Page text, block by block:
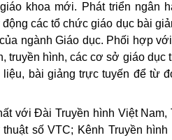
khoa mới. Phát triển ngân
các tổ chức giáo dục bài
ngành Giáo dục. Phối hợp
truyền hình, các cơ sở giáo dục
bài giảng trực tuyến để từ
với Đài Truyền hình Việt
thuật số VTC; Kênh Truyền